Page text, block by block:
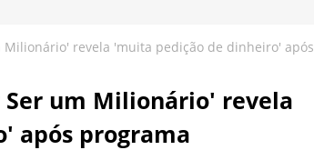
Milionário' revela 'muita pedição de dinheiro' após
um Milionário' revela
após programa